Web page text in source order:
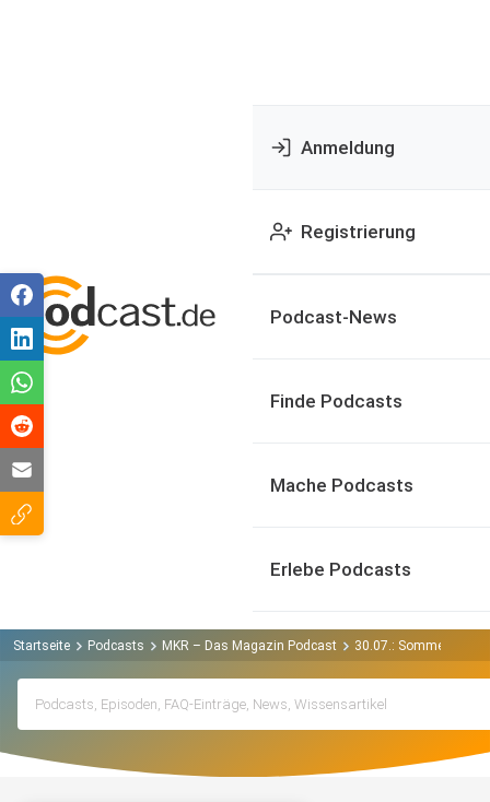
Anmeldung
Registrierung
Podcast-News
Finde Podcasts
Mache Podcasts
Erlebe Podcasts
Startseite Podcasts MKR – Das Magazin Podcast 30.07.: Sommerferien